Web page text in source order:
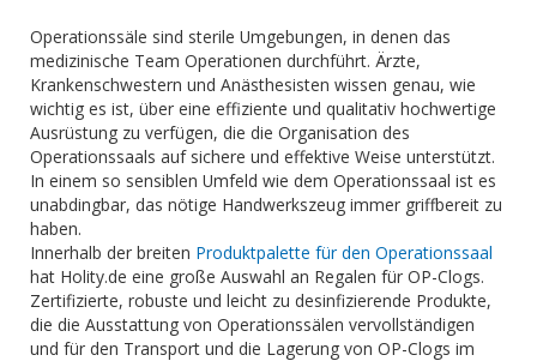
Operationssäle sind sterile Umgebungen, in denen das
medizinische Team Operationen durchführt. Ärzte,
Krankenschwestern und Anästhesisten wissen genau, wie
wichtig es ist, über eine effiziente und qualitativ hochwertige
Ausrüstung zu verfügen, die die Organisation des
Operationssaals auf sichere und effektive Weise unterstützt.
In einem so sensiblen Umfeld wie dem Operationssaal ist es
unabdingbar, das nötige Handwerkszeug immer griffbereit zu
haben.
Innerhalb der breiten Produktpalette für den Operationssaal
hat Holity.de eine große Auswahl an Regalen für OP-Clogs.
Zertifizierte, robuste und leicht zu desinfizierende Produkte,
die die Ausstattung von Operationssälen vervollständigen
und für den Transport und die Lagerung von OP-Clogs im